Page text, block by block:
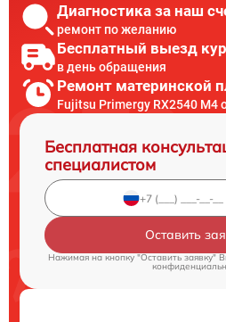
Диагностика за наш
ремонт по желанию
Бесплатный выезд
в день обращения
Ремонт материнской
Fujitsu Primergy RX2540 M4
Бесплатная
специалистом
Оставить
Нажимая на кнопку "Оставить заявку"